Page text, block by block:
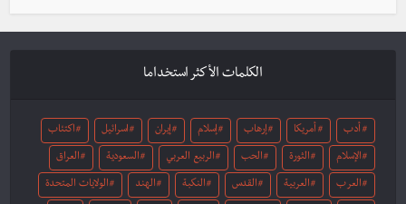
الكلمات الأكثر استخداما
أدب أمريكا إرهاب إسلام إيران اسرائيل اكتئاب
الإسلام الثورة الحب الربيع العربي السعودية العراق
العرب العربية القدس النكبة الهند الولايات المتحدة